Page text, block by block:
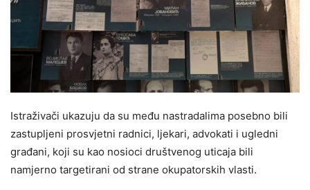
Istraživači ukazuju da su među nastradalima posebno bili
zastupljeni prosvjetni radnici, ljekari, advokati i ugledni
građani, koji su kao nosioci društvenog uticaja bili
namjerno targetirani od strane okupatorskih vlasti.